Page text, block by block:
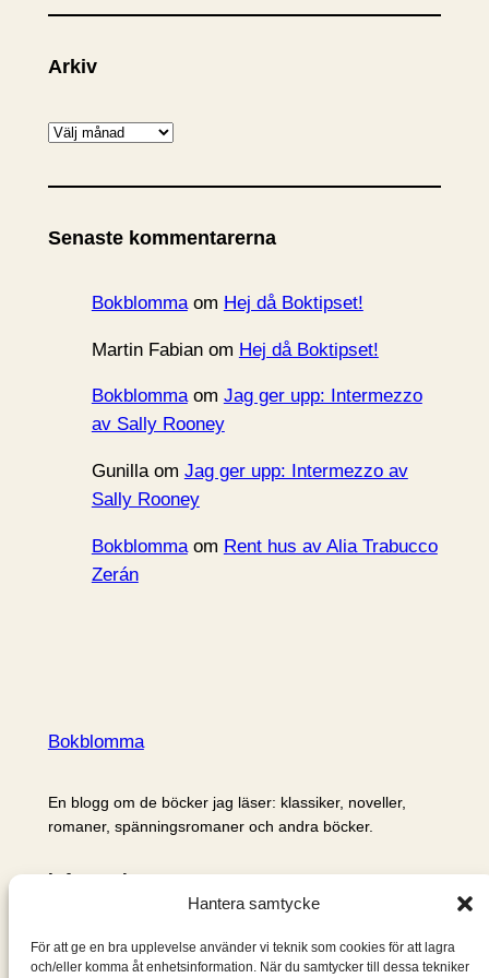
Hantera samtycke
För att ge en bra upplevelse använder vi teknik som cookies för att lagra
och/eller komma åt enhetsinformation. När du samtycker till dessa tekniker
Arkiv
A
k
v
Senaste kommentarerna
Bokblommaom Hej då Boktipset!
Martin Fabianom Hej då Boktipset!
Bokblommaom Jag ger upp: Intermezzo
av Sally Rooney
Gunillaom Jag ger upp: Intermezzo av
Sally Rooney
Bokblommaom Rent hus av Alia Trabucco
Zerán
Bokblomma
En blogg om de böcker jag läser: klassiker, noveller,
romaner, spänningsromaner och andra böcker.
Information
Om mig & om bloggen
S